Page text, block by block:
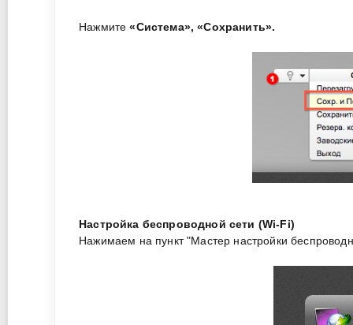
Нажмите«Система», «Сохранить».
Настройка беспроводной сети (Wi-Fi)
Нажимаем на пункт "Мастер настройки